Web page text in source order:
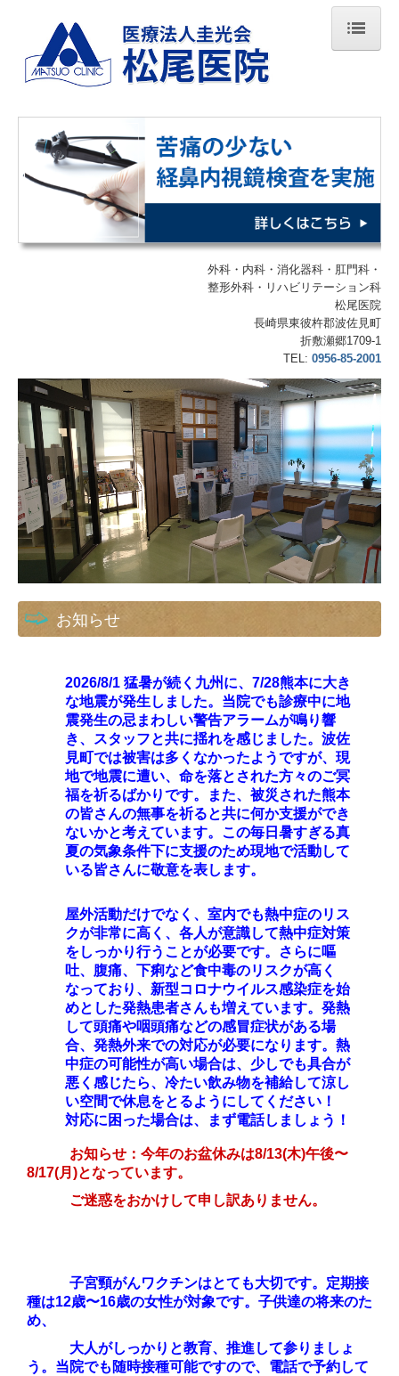
ホーム
診療案内
内視鏡検査のご案内
施設・設備のご案内
外科・ 内科・消化器科 ・肛門科 ・
整形外科・ リハビリテーション科
松尾医院
長崎県東彼杵郡波佐見町
折敷瀬郷1709-1
TEL: 0956-85-2001
お知らせ
2026/8/1 猛暑が続く九州に、7/28熊本に大き
な地震が発生しました。当院でも診療中に地
震発生の忌まわしい警告アラームが鳴り響
き、スタッフと共に揺れを感じました。波佐
見町では被害は多くなかったようですが、現
地で地震に遭い、命を落とされた方々のご冥
福を祈るばかりです。また、被災された熊本
の皆さんの無事を祈ると共に何か支援ができ
ないかと考えています。この毎日暑すぎる真
夏の気象条件下に支援のため現地で活動して
いる皆さんに敬意を表します。
屋外活動だけでなく、室内でも熱中症のリス
クが非常に高く、各人が意識して熱中症対策
をしっかり行うことが必要です。さらに嘔
吐、腹痛、下痢など食中毒のリスクが高く
なっており、新型コロナウイルス感染症を始
めとした発熱患者さんも増えています。発熱
して頭痛や咽頭痛などの感冒症状がある場
合、発熱外来での対応が必要になります。熱
中症の可能性が高い場合は、少しでも具合が
悪く感じたら、冷たい飲み物を補給して涼し
い空間で休息をとるようにしてください！
対応に困った場合は、まず電話しましょう！
お知らせ：今年のお盆休みは8/13(木)午後〜
8/17(月)となっています。
ご迷惑をおかけして申し訳ありません。
子宮頸がんワクチンはとても大切です。定期接
種は12歳〜16歳の女性が対象です。子供達の将来のた
め、
大人がしっかりと教育、推進して参りましょ
う。当院でも随時接種可能ですので、電話で予約して